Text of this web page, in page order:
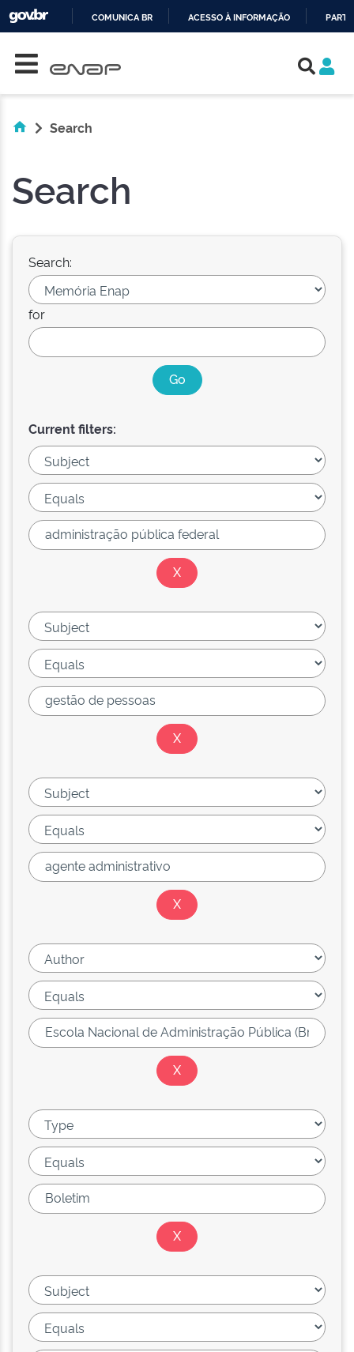
COMUNICA BR ACESSO À INFORMAÇÃO
Search
Search
Search:
for
Current filters: